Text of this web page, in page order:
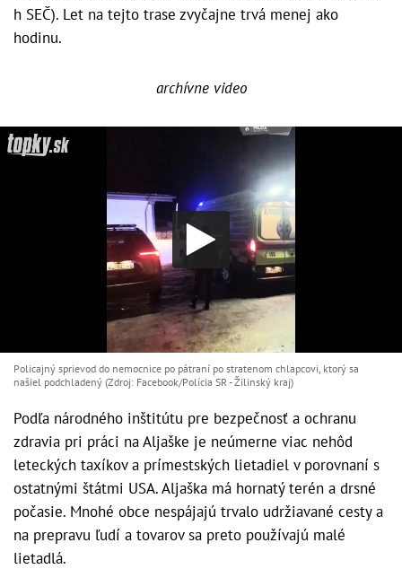
h SEČ). Let na tejto trase zvyčajne trvá menej ako
hodinu.
archívne video
Policajný sprievod do nemocnice po pátraní po stratenom chlapcovi, ktorý sa
našiel podchladený (Zdroj: Facebook/Polícia SR - Žilinský kraj)
Podľa národného inštitútu pre bezpečnosť a ochranu
zdravia pri práci na Aljaške je neúmerne viac nehôd
leteckých taxíkov a prímestských lietadiel v porovnaní s
ostatnými štátmi USA. Aljaška má hornatý terén a drsné
počasie. Mnohé obce nespájajú trvalo udržiavané cesty a
na prepravu ľudí a tovarov sa preto používajú malé
lietadlá.